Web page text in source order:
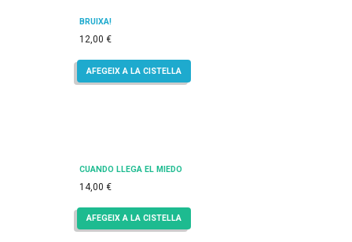
BRUIXA!
12,00 €
AFEGEIX A LA CISTELLA
CUANDO LLEGA EL MIEDO
14,00 €
AFEGEIX A LA CISTELLA